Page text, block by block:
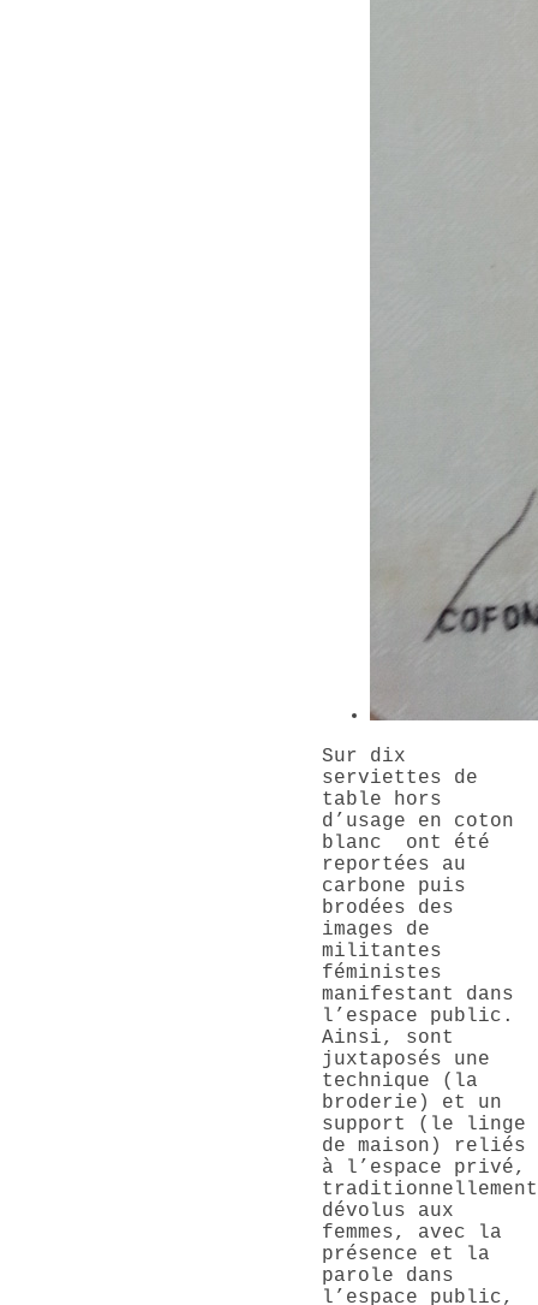
Sur dix
serviettes de
table hors
d’usage en coton
blanc ont été
reportées au
carbone puis
brodées des
images de
militantes
féministes
manifestant dans
l’espace public.
Ainsi, sont
juxtaposés une
technique (la
broderie) et un
support (le linge
de maison) reliés
à l’espace privé,
traditionnellement
dévolus aux
femmes, avec la
présence et la
parole dans
l’espace public,